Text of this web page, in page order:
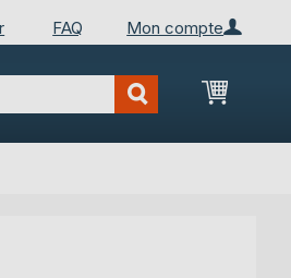
Mon compte
FAQ
Mon